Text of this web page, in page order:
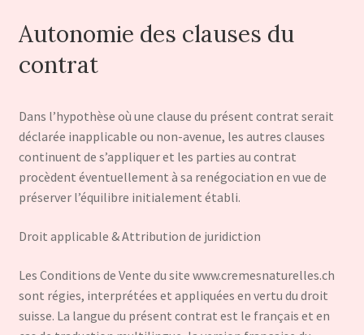
Autonomie des clauses du
contrat
Dans l’hypothèse où une clause du présent contrat serait
déclarée inapplicable ou non-avenue, les autres clauses
continuent de s’appliquer et les parties au contrat
procèdent éventuellement à sa renégociation en vue de
préserver l’équilibre initialement établi.
Droit applicable & Attribution de juridiction
Les Conditions de Vente du site www.cremesnaturelles.ch
sont régies, interprétées et appliquées en vertu du droit
suisse. La langue du présent contrat est le français et en